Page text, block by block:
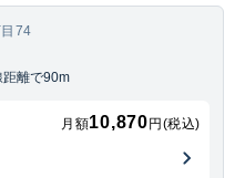
74
距離で90m
月額10,870円(税込)